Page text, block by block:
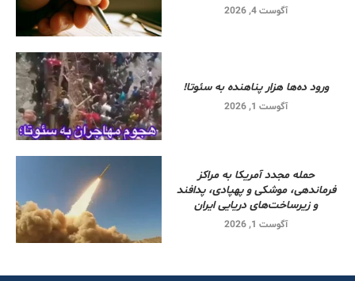
آگوست 4, 2026
ورود ده‌ها هزار پناهنده به سئوتا!
آگوست 1, 2026
حمله مجدد آمریکا به مراکز
فرماندهی، موشکی و پهپادی، پدافند
و زیرساخت‌های دریایی ایران
آگوست 1, 2026